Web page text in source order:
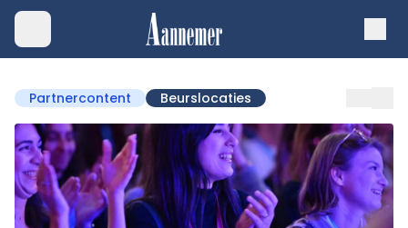
Partnercontent Beurslocaties